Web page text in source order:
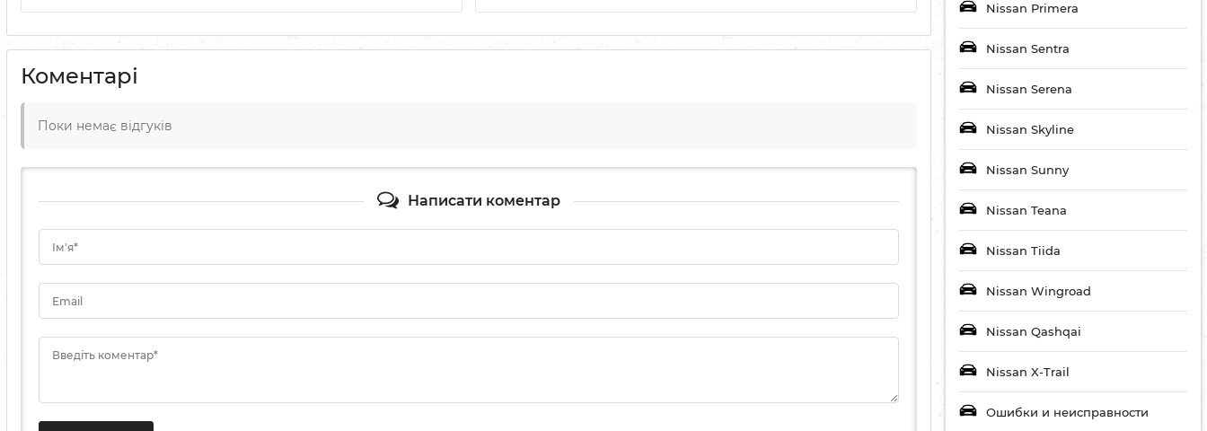
Nissan Primera
Nissan Sentra
Nissan Serena
Nissan Skyline
Nissan Sunny
Nissan Teana
Nissan Tiida
Nissan Wingroad
Nissan Qashqai
Nissan X-Trail
Ошибки и неисправности
Коментарі
Поки немає відгуків
Написати коментар
Ім'я*
Email
Введіть коментар*